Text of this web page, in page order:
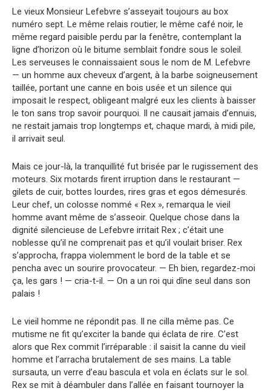
Le vieux Monsieur Lefebvre s’asseyait toujours au box
numéro sept. Le même relais routier, le même café noir, le
même regard paisible perdu par la fenêtre, contemplant la
ligne d’horizon où le bitume semblait fondre sous le soleil.
Les serveuses le connaissaient sous le nom de M. Lefebvre
— un homme aux cheveux d’argent, à la barbe soigneusement
taillée, portant une canne en bois usée et un silence qui
imposait le respect, obligeant malgré eux les clients à baisser
le ton sans trop savoir pourquoi. Il ne causait jamais d’ennuis,
ne restait jamais trop longtemps et, chaque mardi, à midi pile,
il arrivait seul.
Mais ce jour-là, la tranquillité fut brisée par le rugissement des
moteurs. Six motards firent irruption dans le restaurant —
gilets de cuir, bottes lourdes, rires gras et egos démesurés.
Leur chef, un colosse nommé « Rex », remarqua le vieil
homme avant même de s’asseoir. Quelque chose dans la
dignité silencieuse de Lefebvre irritait Rex ; c’était une
noblesse qu’il ne comprenait pas et qu’il voulait briser. Rex
s’approcha, frappa violemment le bord de la table et se
pencha avec un sourire provocateur. — Eh bien, regardez-moi
ça, les gars ! — cria-t-il. — On a un roi qui dîne seul dans son
palais !
Le vieil homme ne répondit pas. Il ne cilla même pas. Ce
mutisme ne fit qu’exciter la bande qui éclata de rire. C’est
alors que Rex commit l’irréparable : il saisit la canne du vieil
homme et l’arracha brutalement de ses mains. La table
sursauta, un verre d’eau bascula et vola en éclats sur le sol.
Rex se mit à déambuler dans l’allée en faisant tournoyer la